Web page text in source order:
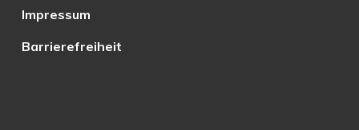
Impressum
Barrierefreiheit